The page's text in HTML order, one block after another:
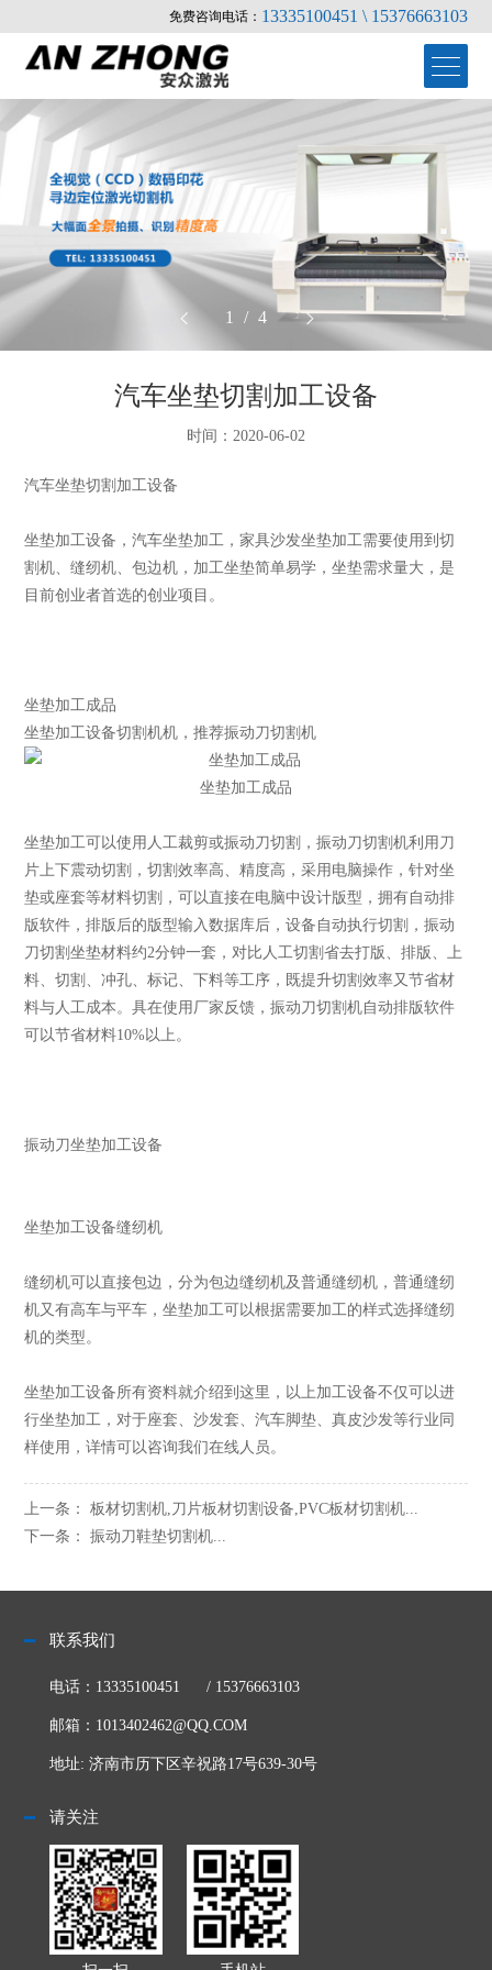
免费咨询电话： 13335100451 \ 15376663103
关于安众
新闻资讯
联系安众
1 / 4
汽车坐垫切割加工设备
时间：2020-06-02
汽车坐垫切割加工设备
坐垫加工设备，汽车坐垫加工，家具沙发坐垫加工需要使用到切
割机、缝纫机、包边机，加工坐垫简单易学，坐垫需求量大，是
目前创业者首选的创业项目。
坐垫加工成品
坐垫加工设备切割机机，推荐振动刀切割机
坐垫加工成品
坐垫加工可以使用人工裁剪或振动刀切割，振动刀切割机利用刀
片上下震动切割，切割效率高、精度高，采用电脑操作，针对坐
垫或座套等材料切割，可以直接在电脑中设计版型，拥有自动排
版软件，排版后的版型输入数据库后，设备自动执行切割，振动
刀切割坐垫材料约2分钟一套，对比人工切割省去打版、排版、上
料、切割、冲孔、标记、下料等工序，既提升切割效率又节省材
料与人工成本。具在使用厂家反馈，振动刀切割机自动排版软件
可以节省材料10%以上。
振动刀坐垫加工设备
坐垫加工设备缝纫机
缝纫机可以直接包边，分为包边缝纫机及普通缝纫机，普通缝纫
机又有高车与平车，坐垫加工可以根据需要加工的样式选择缝纫
机的类型。
坐垫加工设备所有资料就介绍到这里，以上加工设备不仅可以进
行坐垫加工，对于座套、沙发套、汽车脚垫、真皮沙发等行业同
样使用，详情可以咨询我们在线人员。
上一条： 板材切割机,刀片板材切割设备,PVC板材切割机...
下一条： 振动刀鞋垫切割机...
联系我们
电话： 13335100451 / 15376663103
邮箱： 1013402462@QQ.COM
地址: 济南市历下区辛祝路17号639-30号
请关注